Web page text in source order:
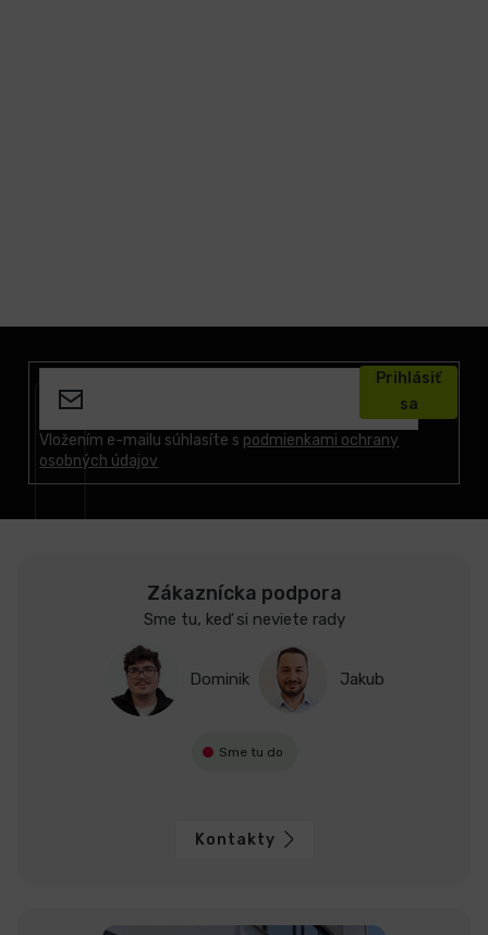
Vložením e-mailu súhlasíte s podmienkami ochrany
osobných údajov
Prihlásiť
sa
Zákaznícka podpora
Sme tu, keď si neviete rady
Dominik Jakub
Sme tu do
Kontakty